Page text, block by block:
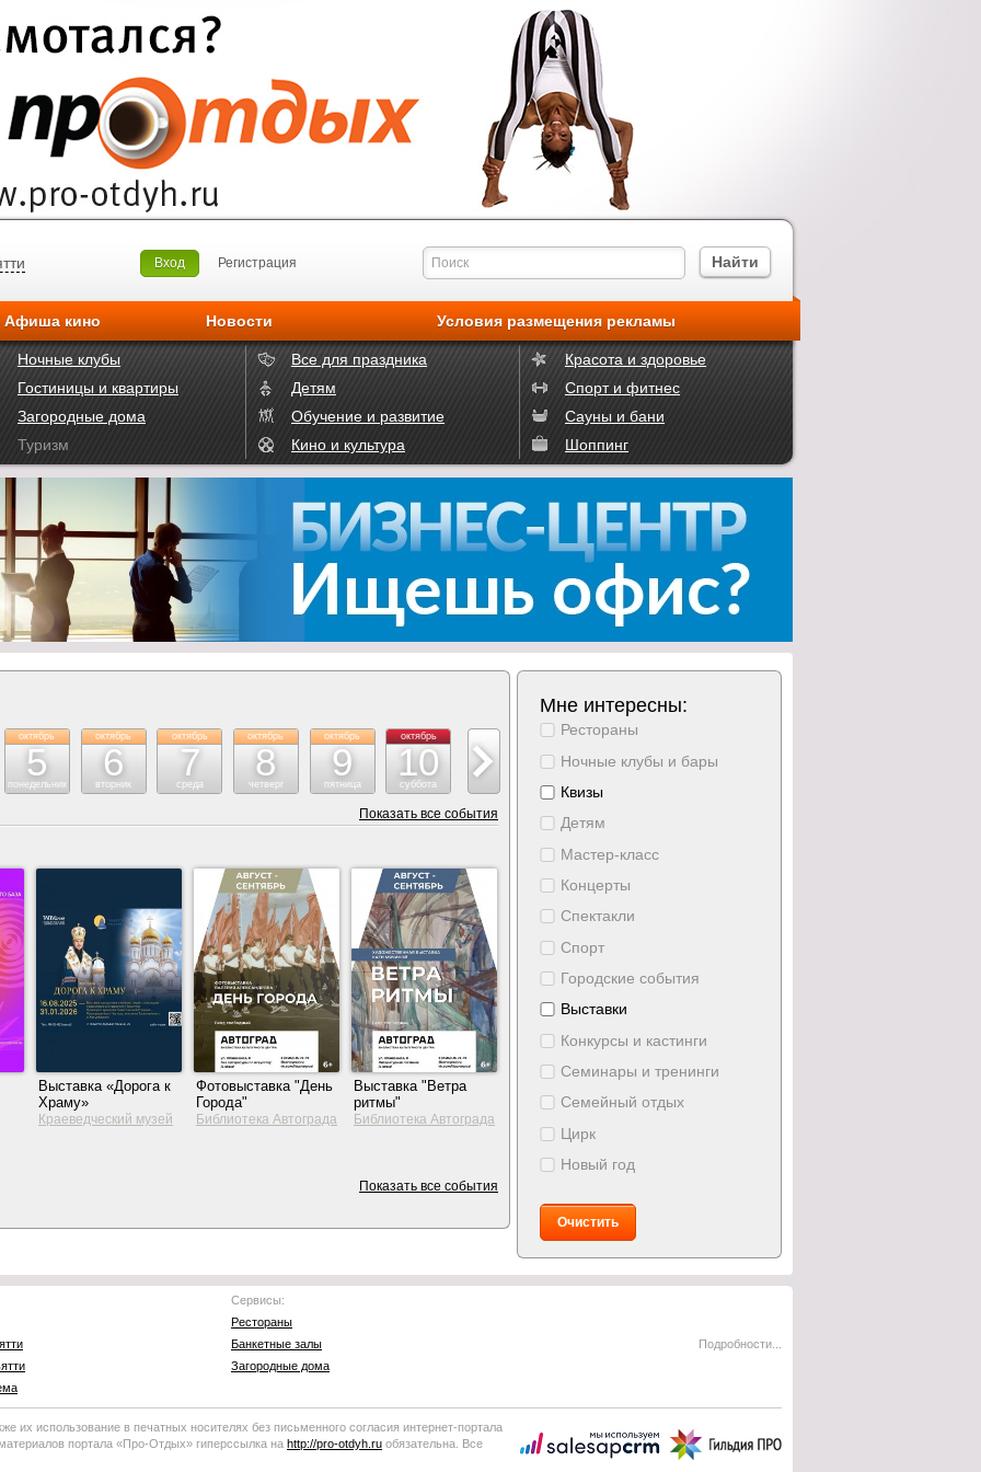
Вход Регистрация
Афиша кино Новости Условия размещения рекламы
Ночные клубы Все для праздника
Красота и здоровье
Гостиницы и квартиры Детям
Спорт и фитнес
Загородные дома Обучение и развитие
Сауны и бани
Туризм Кино и культура Шоппинг
октябрь
5
понедельник
октябрь
6
вторник
октябрь
7
среда
октябрь
8
четверг
октябрь
9
пятница
октябрь
10
суббота
11
октябрь
12
понедельник
октябрь
13 14
Показать все события
Выставка «Дорога к
Храму»
Краеведческий музей
Фотовыставка "День
Города"
Библиотека Автограда
Выставка "Ветра
ритмы"
Библиотека Автограда
Показать все события
Мне интересны:
Рестораны
Ночные клубы и бары
Квизы
Детям
Мастер-класс
Концерты
Спектакли
Спорт
Городские события
Выставки
Конкурсы и кастинги
Семинары и тренинги
Семейный отдых
Цирк
Новый год
Очистить
Сервисы:
Рестораны
Банкетные залы
Загородные дома
Подробности...
их использование в печатных носителях без письменного согласия интернет-портала
портала «Про-Отдых» гиперссылка на http://pro-otdyh .ru обязательна. Все